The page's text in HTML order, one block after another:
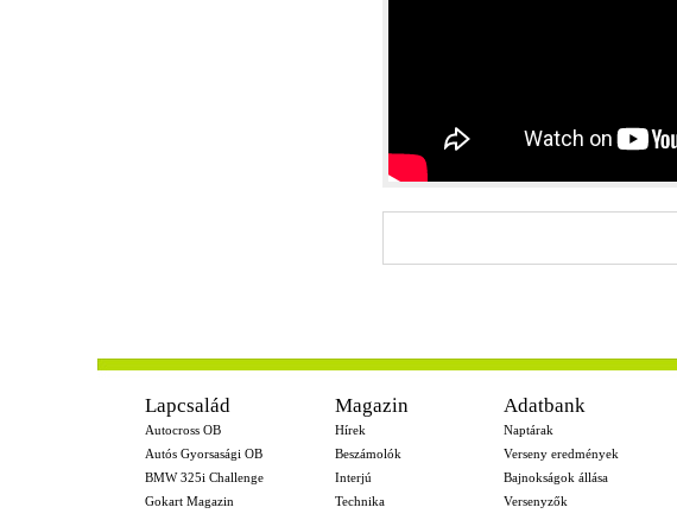
Lapcsalád
Autocross OB
Autós Gyorsasági OB
BMW 325i Challenge
Gokart Magazin
Magazin
Hírek
Beszámolók
Interjú
Technika
Adatbank
Naptárak
Verseny eredmények
Bajnokságok állása
Versenyzők